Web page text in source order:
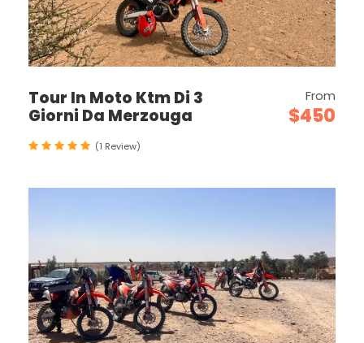
Tour In Moto Ktm Di 3
Giorni Da Merzouga
From
$450
(1 Review)